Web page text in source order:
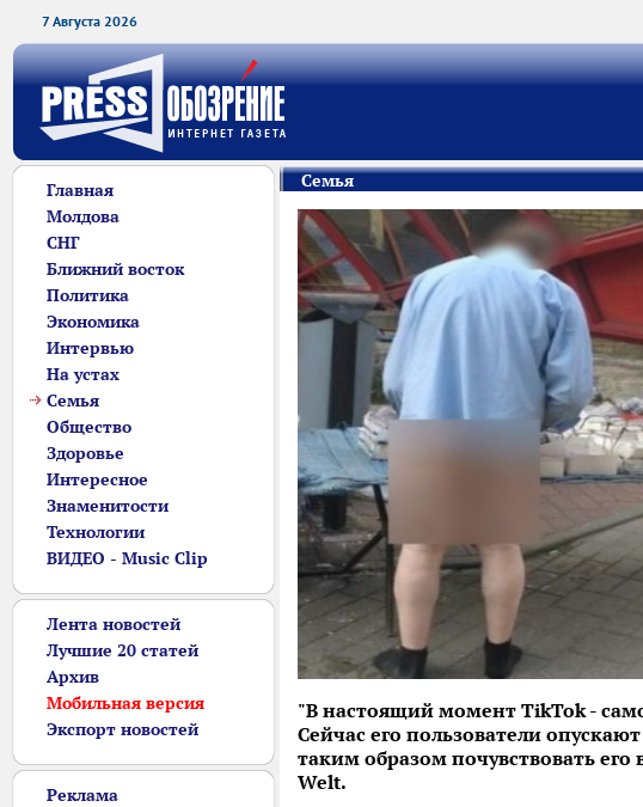
7 Августа 2026
Главная
Молдова
СНГ
Ближний восток
Политика
Экономика
Интервью
На устах
Семья
Общество
Здоровье
Интересное
Знаменитости
Технологии
ВИДЕО - Music Clip
Лента новостей
Лучшие 20 статей
Архив
Мобильная версия
Экспорт новостей
Реклама
Семья
"В настоящий момент TikTok -
Сейчас его пользователи
таким образом почувствовать
Welt.